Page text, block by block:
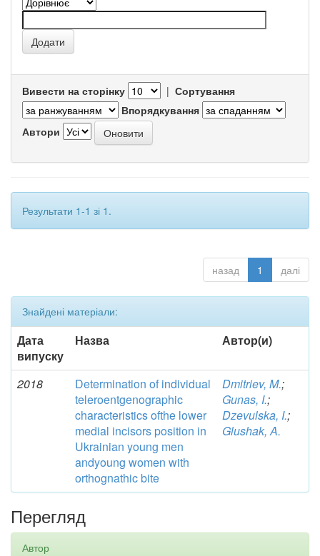
Вивести на сторінку | Сортування
Впорядкування
Автори
Результати 1-1 зі 1.
назад 1 далі
Знайдені матеріали:
Дата
випуску
Назва Автор(и)
2018
Determination of individual
teleroentgenographic
characteristics ofthe lower
medial incisors position in
Ukrainian young men
andyoung women with
orthognathic bite
Dmitriev, M.;
Gunas, I.;
Dzevulska, I.;
Glushak, A.
Перегляд
Автор